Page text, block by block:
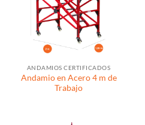
ANDAMIOS CERTIFICADOS
Andamio en Acero 4 m de
Trabajo